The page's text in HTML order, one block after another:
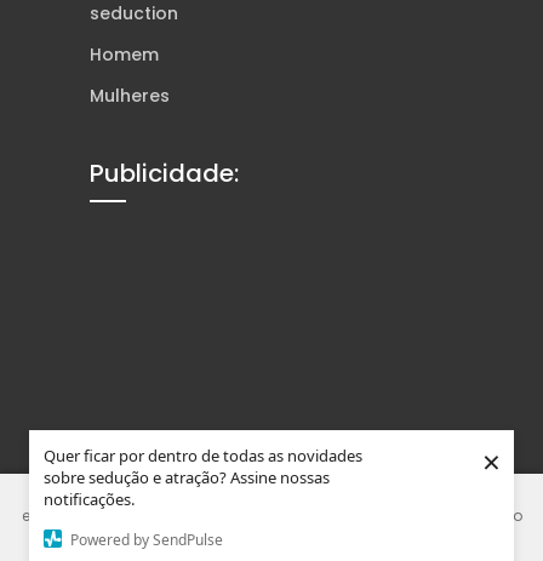
Quer ficar por dentro de todas as novidades
sobre sedução e atração? Assine nossas
notificações.
Powered by SendPulse
×
seduction
Homem
Mulheres
Publicidade:
Este site usa Cookies e tecnologias similares para melhorar sua
experiência. Ao usar nosso site, você concorda que está de acordo
com nossa Política de Privacidade.